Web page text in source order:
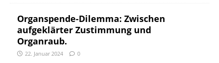
Organspende-Dilemma: Zwischen
aufgeklärter Zustimmung und
Organraub.
22. Januar 2024 0